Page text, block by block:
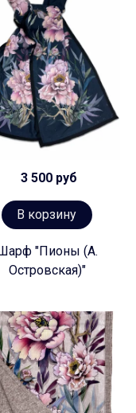
3 500 руб
В корзину
"Пионы (А.
Островская)"